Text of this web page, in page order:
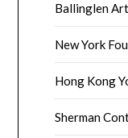
Ballinglen
New York
Hong Kong
Sherman